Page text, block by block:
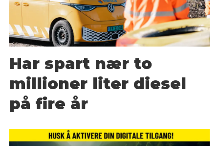
Har spart nær to
millioner liter diesel
på fire år